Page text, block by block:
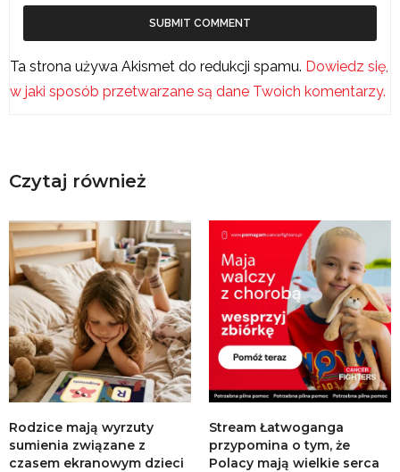
Ta strona używa Akismet do redukcji spamu. Dowiedz się,
w jaki sposób przetwarzane są dane Twoich komentarzy.
Czytaj również
Rodzice mają wyrzuty
sumienia związane z
czasem ekranowym dzieci
Stream Łatwoganga
przypomina o tym, że
Polacy mają wielkie serca